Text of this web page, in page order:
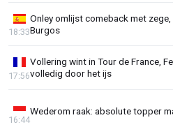
Onley omlijst comeback met
Burgos
18:33
Vollering wint in Tour de France,
volledig door het ijs
17:56
Wederom raak: absolute topper
16:44